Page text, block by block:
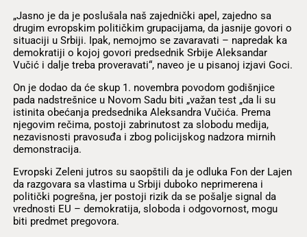
„Jasno je da je poslušala naš zajednički apel, zajedno sa
drugim evropskim političkim grupacijama, da jasnije govori o
situaciji u Srbiji. Ipak, nemojmo se zavaravati – napredak ka
demokratiji o kojoj govori predsednik Srbije Aleksandar
Vučić i dalje treba proveravati“, naveo je u pisanoj izjavi Goci.
On je dodao da će skup 1. novembra povodom godišnjice
pada nadstrešnice u Novom Sadu biti „važan test „da li su
istinita obećanja predsednika Aleksandra Vučića. Prema
njegovim rečima, postoji zabrinutost za slobodu medija,
nezavisnosti pravosuđa i zbog policijskog nadzora mirnih
demonstracija.
Evropski Zeleni jutros su saopštili da je odluka Fon der Lajen
da razgovara sa vlastima u Srbiji duboko neprimerena i
politički pogrešna, jer postoji rizik da se pošalje signal da
vrednosti EU – demokratija, sloboda i odgovornost, mogu
biti predmet pregovora.